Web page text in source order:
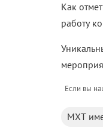
Как
работу
Если вы
МХТ